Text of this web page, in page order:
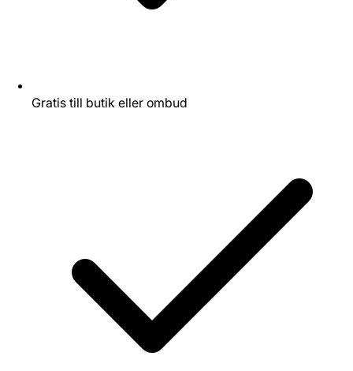
Gratis till butik eller ombud